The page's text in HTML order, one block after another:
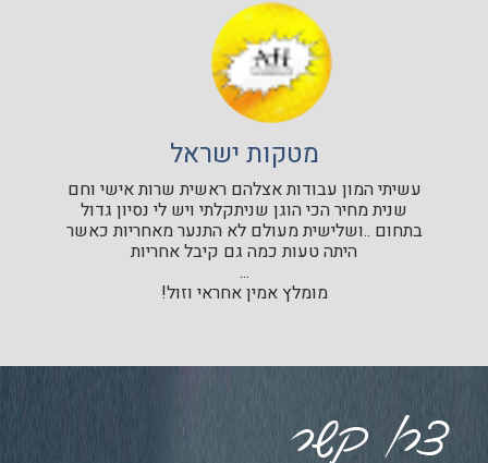
מטקות ישראל
עשיתי המון עבודות אצלהם ראשית שרות אישי וחם
שנית מחיר הכי הוגן שניתקלתי ויש לי נסיון גדול
בתחום ..ושלישית מעולם לא התנער מאחריות כאשר
היתה טעות כמה גם קיבל אחריות
...
מומלץ אמין אחראי וזול!